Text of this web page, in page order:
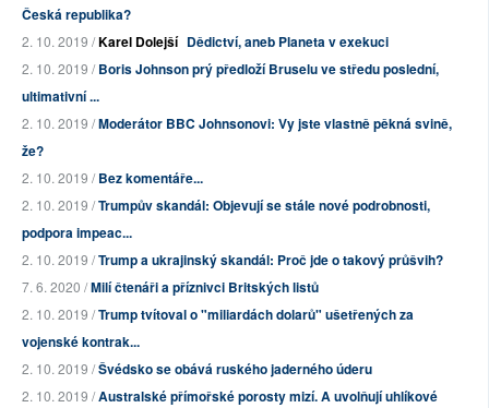
Česká republika?
2. 10. 2019 /Karel Dolejší Dědictví, aneb Planeta v exekuci
2. 10. 2019 /Boris Johnson prý předloží Bruselu ve středu poslední,
ultimativní ...
2. 10. 2019 /Moderátor BBC Johnsonovi: Vy jste vlastně pěkná svině,
že?
2. 10. 2019 /Bez komentáře...
2. 10. 2019 /Trumpův skandál: Objevují se stále nové podrobnosti,
podpora impeac...
2. 10. 2019 /Trump a ukrajinský skandál: Proč jde o takový průšvih?
7. 6. 2020 /Milí čtenáři a příznivci Britských listů
2. 10. 2019 /Trump tvítoval o "miliardách dolarů" ušetřených za
vojenské kontrak...
2. 10. 2019 /Švédsko se obává ruského jaderného úderu
2. 10. 2019 /Australské přímořské porosty mizí. A uvolňují uhlíkové